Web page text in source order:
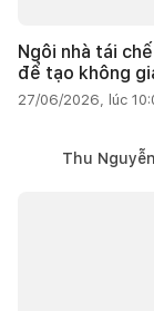
Ngôi nhà tái
để tạo không
27/06/2026, lúc
Thu Nguyễn